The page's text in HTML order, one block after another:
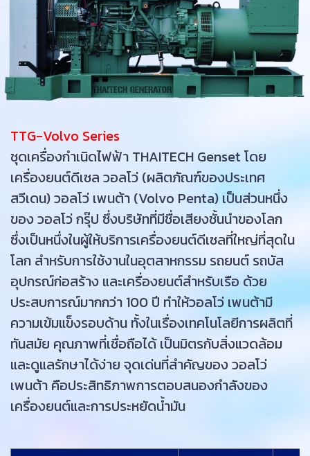
TTG-Volvo Series
ชุดเครื่องกำเนิดไฟฟ้า THAITECH Genset โดย
เครื่องยนต์ดีเซล วอลโว่ (ผลิตภัณฑ์ของประเทศ
สวีเดน) วอลโว่ เพนต้า (Volvo Penta) เป็นส่วนหนึ่ง
ของ วอลโว่ กรุ๊ป ซึ่งบริษัทที่มีชื่อเสียงชั้นนำของโลก
ซึ่งเป็นหนึ่งในผู้ให้บริการเครื่องยนต์ดีเซลที่ใหญ่ที่สุดใน
โลก สำหรับการใช้งานในอุตสาหกรรม รถยนต์ รถบัส
อุปกรณ์ก่อสร้าง และเครื่องยนต์สำหรับเรือ ด้วย
ประสบการณ์มากกว่า 100 ปี ทำให้วอลโว่ เพนต้ามี
ความเข้มแข็งรอบด้าน ทั้งในเรื่องเทคโนโลยีการผลิตที่
ทันสมัย คุณภาพที่เชื่อถือได้ เป็นมิตรกับสิ่งแวดล้อม
และดูแลรักษาได้ง่าย จุดเด่นที่สำคัญของ วอลโว่
เพนต้า คือประสิทธิภาพการตอบสนองกำลังของ
เครื่องยนต์และการประหยัดน้ำมัน